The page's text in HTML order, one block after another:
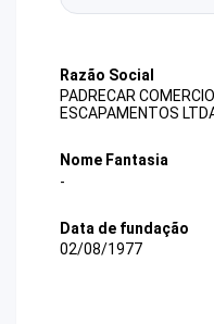
Razão Social
PADRECAR
ESCAPAMENTOS
Nome Fantasia
-
Data de fundação
02/08/1977